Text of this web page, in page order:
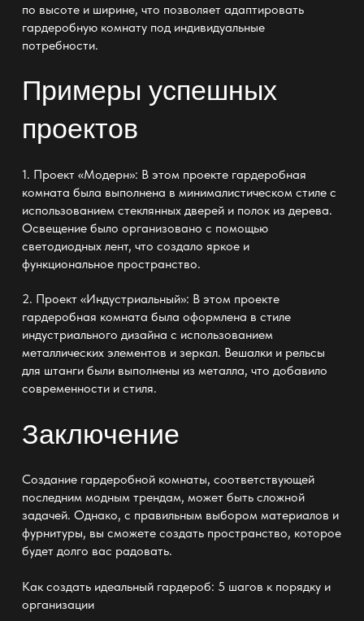
по высоте и ширине, что позволяет адаптировать
гардеробную комнатупод индивидуальные
потребности.
Примеры успешных
проектов
1. Проект «Модерн»: В этом проекте гардеробная
комната была выполнена в минималистическом стиле с
использованием стеклянных дверейи полок из дерева.
Освещение было организовано с помощью
светодиодных лент, что создало яркое и
функциональное пространство.
2. Проект «Индустриальный»: В этом проекте
гардеробная комната была оформлена в стиле
индустриального дизайна с использованием
металлических элементов и зеркал. Вешалки и рельсы
для штангибыли выполнены из металла, что добавило
современности и стиля.
Заключение
Создание гардеробной комнаты, соответствующей
последним модным трендам, может быть сложной
задачей. Однако, с правильным выбором материалов и
фурнитуры, вы сможете создать пространство, которое
будет долго вас радовать.
Как создать идеальный гардероб: 5 шагов к порядку и
организации